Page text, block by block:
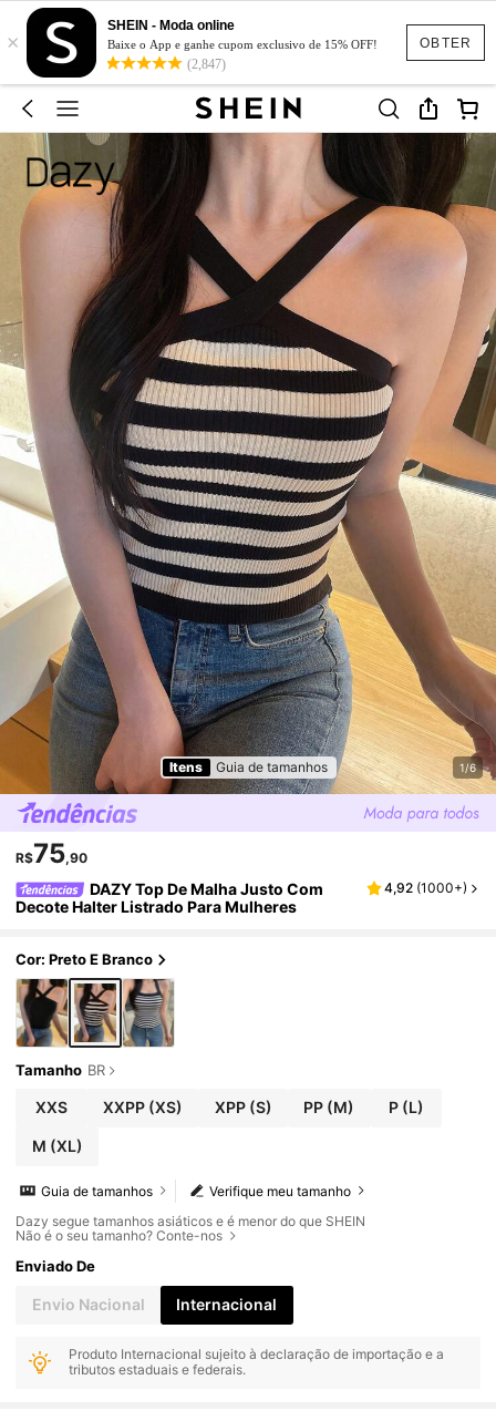
OBTER
×
SHEIN - Moda online
Baixe o App e ganhe cupom exclusivo de 15% OFF!
(2,847)
Itens Guia de tamanhos 1/6
R$75,90
DAZY Top De Malha Justo Com
Decote Halter Listrado Para Mulheres
4,92 (1000+)
Cor: Preto E Branco
Tamanho BR
XXS XXPP (XS) XPP(S) PP (M) P (L)
M (XL)
Verifique meu tamanho
Guia de tamanhos
Dazy segue tamanhos asiáticos e é menor do que SHEIN
Não é o seu tamanho? Conte-nos
Enviado De
Envio Nacional Internacional
Produto Internacional sujeito à declaração de importação e a
tributos estaduais e federais.